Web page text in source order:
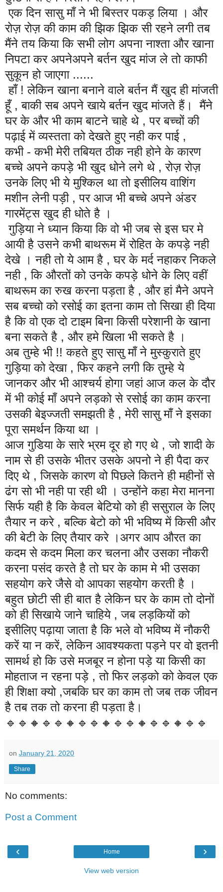
एक दिन सासु माँ ने भी बिस्तर पकड़ लिया । और
रोज़ रोज़ की काम की झिक झिक सी रहने लगी तब
मैंने तय किया कि सभी लोग अपना नाश्ता और खाना
निपटा कर अपनेअपनेे बर्तन खुद मांज ले तो काफी
सुकून हो जाएगा ......
हाँ ! लेकिन खाना बनाने वाले बर्तन मैं खुद ही मांजती
हूँ , बाकी सब अपने खाये बर्तन खुद मांजते हैं। मैंने
घर के और भी काम बाटने चाहे थे , पर बच्चों की
पढ़ाई में व्यस्तता को देखते हुए नही कर पाई ,
कभी - कभी मेरी तबियत ठीक नही होने के कारण
बच्चे अपने कपड़े भी खुद धोने लगे थे , रोज़ रोज़
उनके लिए भी ये मुश्किल था तो इसीलिय वाशिंग
मशीन लेनी पड़ी , पर आज भी बच्चे अपने अंडर
गारमेंट्स खुद ही धोते है ।
गुड़िया ने ध्यान किया कि वो भी जब से इस घर मे
आयी है उसने कभी बाथरूम में रोहित के कपड़े नही
देखे । नही तो ये आम है , घर के मर्द नहाकर निकले
नही , कि औरतों को उनके कपड़े धोने के लिए वहीं
बाथरूम का रुख करना पड़ता है , और हां मैने अपने
सब बच्चो को रसोई का इतना काम तो सिखा ही दिया
है कि वो एक दो टाइम बिना किसी परेशानी के खाना
बना सकते है , और हमे खिला भी सकते है ।
अब तुम्हे भी !! कहते हुए सासु माँ ने मुस्कुराते हुए
गुड़िया को देखा , फिर कहने लगी कि तुम्हे ये
जानकर और भी आश्चर्य होगा जहां आज कल के दौर
में भी कोई माँ अपने लड़को से रसोई का काम करना
उसकी बेइज्जती समझती है , मेरी सासु माँ ने इसका
पूरा समर्थन किया था ।
आज गुडिया के सारे भ्रम दूर हो गए थे , जो शादी के
नाम से ही उसके भीतर उसके अपनो ने ही पैदा कर
दिए थे , जिसके कारण वो पिछले कितने ही महीनों से
ढंग सो भी नही पा रही थी । उन्होंने कहा मेरा मानना
सिर्फ यही है कि केवल बेटियो को ही ससुराल के लिए
तैयार न करे , बल्कि बेटो को भी भविष्य में किसी और
की बेटी के लिए तैयार करे ।अगर आप औरत का
कदम से कदम मिला कर चलना और उसका नौकरी
करना पसंद करते है तो घर के काम मे भी उसका
सहयोग करे जैसे वो आपका सहयोग करती है ।
बहुत छोटी सी ही बात है लेकिन घर के काम तो दोनों
को ही सिखाये जाने चाहिये , जब लड़कियों को
इसीलिए पढ़ाया जाता है कि भले वो भविष्य में नौकरी
करें या न करें, लेकिन आवश्यकता पड़ने पर वो इतनी
सामर्थ हो कि उसे मजबूर न होना पड़े या किसी का
मोहताज न रहना पड़े , तो फिर लड़को को केवल एक
ही शिक्षा क्यो ,जबकि घर का काम तो जब तक जीवन
है तब तक तो करना ही पड़ता है।
🔹🔹🔸🔹🔹🔸🔹🔹🔸🔹🔹🔸🔹🔹🔸🔹🔹
on January 21, 2020
Share
No comments:
Post a Comment
‹ ›
Home
View web version